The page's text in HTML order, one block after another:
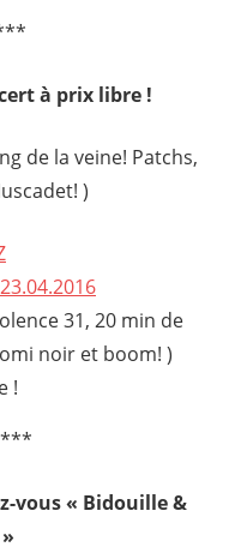
à prix libre !
de la veine! Patchs,
)
31, 20 min de
noir et boom! )
!
vous « Bidouille &